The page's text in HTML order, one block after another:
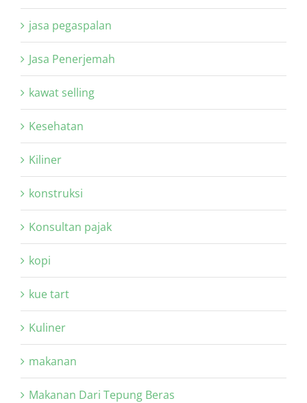
jasa pegaspalan
Jasa Penerjemah
kawat selling
Kesehatan
Kiliner
konstruksi
Konsultan pajak
kopi
kue tart
Kuliner
makanan
Makanan Dari Tepung Beras